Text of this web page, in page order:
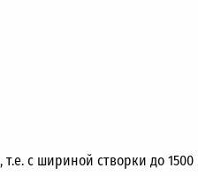
с шириной створки до